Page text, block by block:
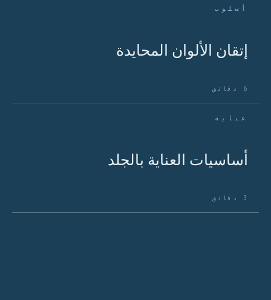
أسلوب
إتقان الألوان المحايدة
6 دقائق
عناية
أساسيات العناية بالجلد
3 دقائق